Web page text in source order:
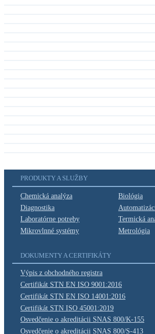
PRODUKTY A SLUŽBY
Chemická analýza
Biológia
Diagnostika
Laboratórne potreby
Termická
Mikrovlnné systémy
Metrológia
DOKUMENTY A CERTIFIKÁTY
Výpis z obchodného registra
Certifikát STN EN ISO 9001:2016
Certifikát STN EN ISO 14001:2016
Certifikát STN ISO 45001:2019
Osvedčenie o akreditácii SNAS 800/K-155
Osvedčenie o akreditácii SNAS 800/S-413